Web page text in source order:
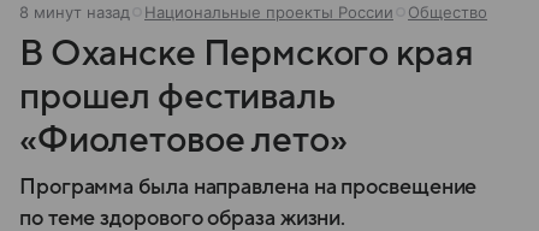
8 минут назад Национальные проекты России Общество
В Оханске Пермского края
прошел фестиваль
«Фиолетовое лето»
Программа была направлена на просвещение
по теме здорового образа жизни.